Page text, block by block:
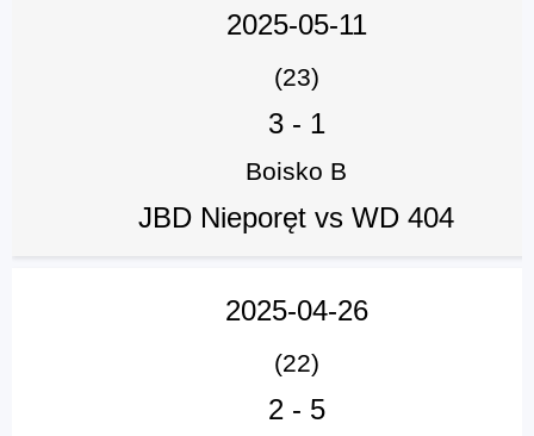
2025-05-11
(23)
3- 1
Boisko B
JBD Nieporęt vs WD 404
2025-04-26
(22)
2- 5